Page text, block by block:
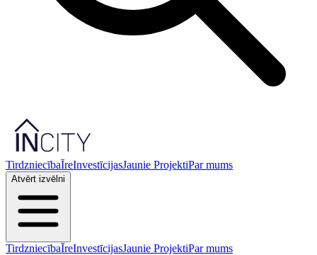
TirdzniecībaĪreInvestīcijasJaunie ProjektiPar mums
Atvērt izvēlni
TirdzniecībaĪreInvestīcijasJaunie ProjektiPar mums